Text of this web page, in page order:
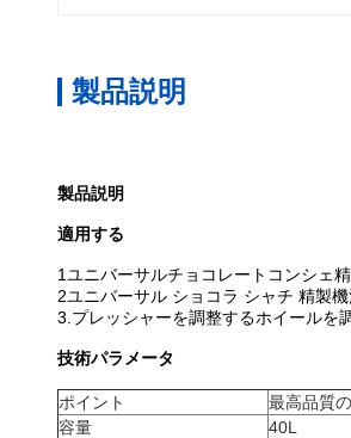
製品説明
製品説明
適用する
1ユニバーサルチョコレートコンシェ
2ユニバーサル ショコラ シャチ 精製機
3.プレッシャーを調整するホイールを
技術パラメータ
ポイント
最高品質
容量
40L